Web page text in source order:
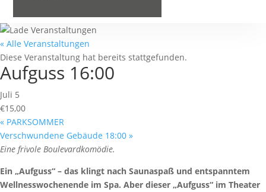
« Alle Veranstaltungen
Diese Veranstaltung hat bereits stattgefunden.
Aufguss 16:00
Juli 5
€15,00
« PARKSOMMER
Verschwundene Gebäude 18:00 »
Eine frivole Boulevardkomödie.
Ein „Aufguss“ – das klingt nach Saunaspaß und entspanntem
Wellnesswochenende im Spa. Aber dieser „Aufguss“ im Theater